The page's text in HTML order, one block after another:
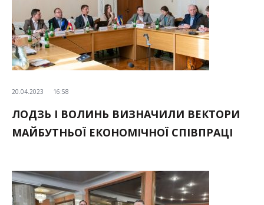
20.04.2023 16:58
ЛОДЗЬ І ВОЛИНЬ ВИЗНАЧИЛИ ВЕКТОРИ
МАЙБУТНЬОЇ ЕКОНОМІЧНОЇ СПІВПРАЦІ